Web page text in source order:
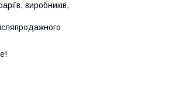
виробників,